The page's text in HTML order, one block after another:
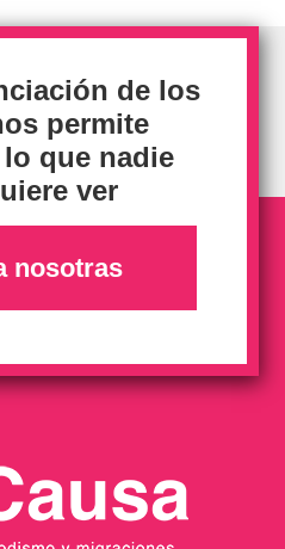
de los
permite
que nadie
ver
nosotras